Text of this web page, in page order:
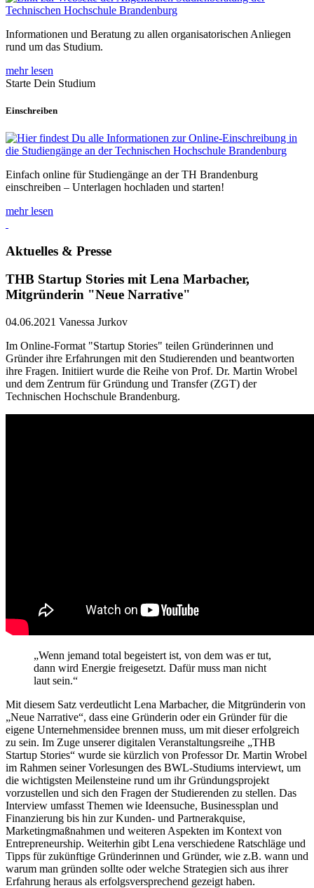
Informationen und Beratung zu allen organisatorischen Anliegen
rund um das Studium.
mehr lesen
Starte Dein Studium
Einschreiben
Einfach online für Studiengänge an der TH Brandenburg
einschreiben – Unterlagen hochladen und starten!
mehr lesen
Aktuelles & Presse
THB Startup Stories mit Lena Marbacher,
Mitgründerin "Neue Narrative"
04.06.2021 Vanessa Jurkov
Im Online-Format "Startup Stories" teilen Gründerinnen und
Gründer ihre Erfahrungen mit den Studierenden und beantworten
ihre Fragen. Initiiert wurde die Reihe von Prof. Dr. Martin Wrobel
und dem Zentrum für Gründung und Transfer (ZGT) der
Technischen Hochschule Brandenburg.
„Wenn jemand total begeistert ist, von dem was er tut,
dann wird Energie freigesetzt. Dafür muss man nicht
laut sein.“
Mit diesem Satz verdeutlicht Lena Marbacher, die Mitgründerin von
„Neue Narrative“, dass eine Gründerin oder ein Gründer für die
eigene Unternehmensidee brennen muss, um mit dieser erfolgreich
zu sein. Im Zuge unserer digitalen Veranstaltungsreihe „THB
Startup Stories“ wurde sie kürzlich von Professor Dr. Martin Wrobel
im Rahmen seiner Vorlesungen des BWL-Studiums interviewt, um
die wichtigsten Meilensteine rund um ihr Gründungsprojekt
vorzustellen und sich den Fragen der Studierenden zu stellen. Das
Interview umfasst Themen wie Ideensuche, Businessplan und
Finanzierung bis hin zur Kunden- und Partnerakquise,
Marketingmaßnahmen und weiteren Aspekten im Kontext von
Entrepreneurship. Weiterhin gibt Lena verschiedene Ratschläge und
Tipps für zukünftige Gründerinnen und Gründer, wie z.B. wann und
warum man gründen sollte oder welche Strategien sich aus ihrer
Erfahrung heraus als erfolgsversprechend gezeigt haben.